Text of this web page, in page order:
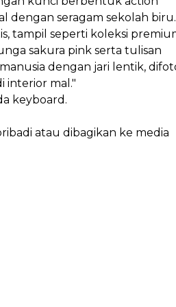
seragam sekolah biru.
tampil seperti koleksi
sakura pink serta tulisan
dengan jari lentik,
interior mal."
keyboard.
atau dibagikan ke media